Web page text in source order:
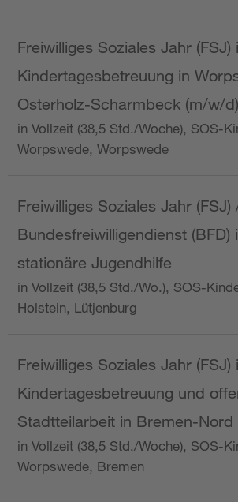
Freiwilliges Soziales Jahr
Kindertagesbetreuung in
Osterholz-Scharmbeck (m/w/d)
in Vollzeit (38,5 Std./Woche), SOS-
Worpswede, Worpswede
Freiwilliges Soziales Jahr (FSJ)
Bundesfreiwilligendienst (BFD)
stationäre Jugendhilfe
in Vollzeit (38,5 Std./Wo.), SOS-
Holstein, Lütjenburg
Freiwilliges Soziales Jahr
Kindertagesbetreuung und
Stadtteilarbeit in Bremen-Nord
in Vollzeit (38,5 Std./Woche), SOS-
Worpswede, Bremen